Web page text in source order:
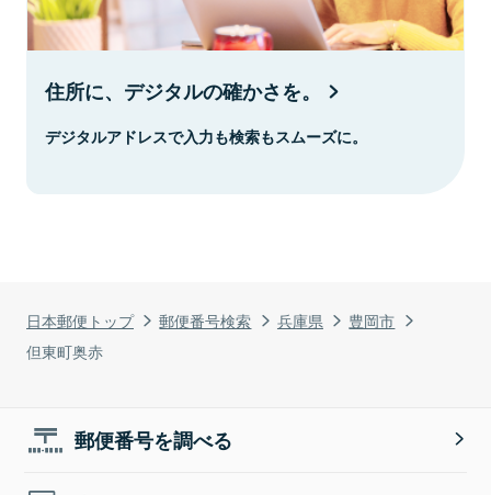
日本郵便トップ 郵便番号検索 兵庫県
豊岡市
但東町奥赤
住所に、デジタルの確かさを。
デジタルアドレスで入力も検索もスムーズに。
郵便番号を調べる